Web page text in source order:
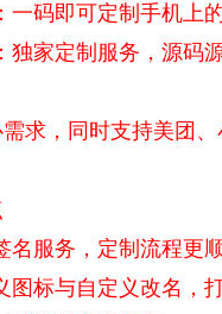
即可定制手机上的
定制服务，源码源
，同时支持美团、
务，定制流程更顺
与自定义改名，打